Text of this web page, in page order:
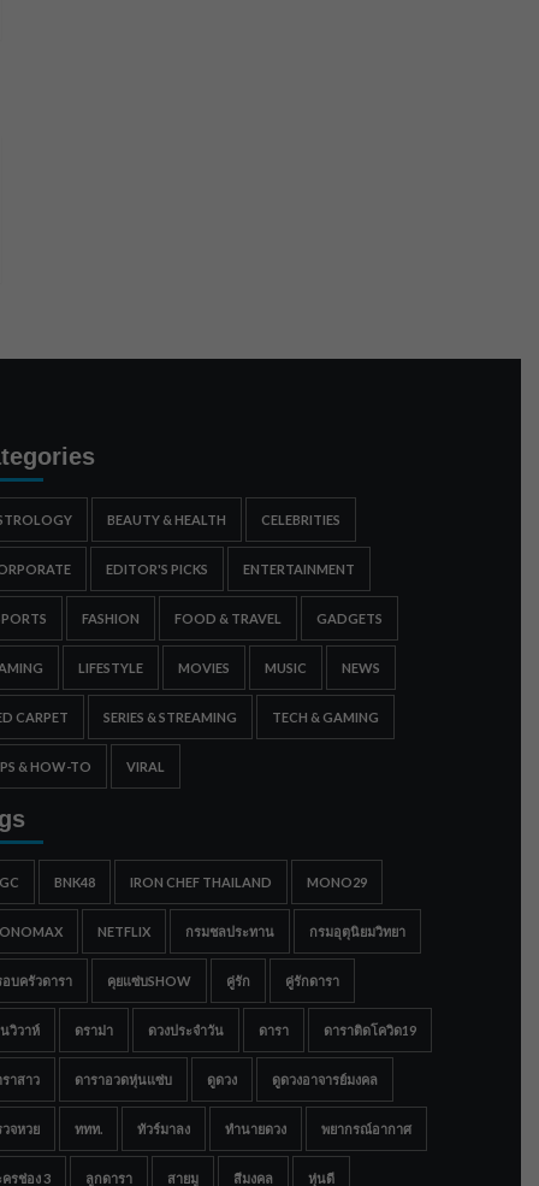
BEAUTY & HEALTH CELEBRITIES
EDITOR'S PICKS ENTERTAINMENT
FASHION FOOD & TRAVEL GADGETS
LIFESTYLE MOVIES MUSIC NEWS
CARPET SERIES & STREAMING TECH & GAMING
& HOW-TO VIRAL
BNK48 IRON CHEF THAILAND MONO29
NETFLIX กรมชลประทาน กรมอุตุนิยมวิทยา
บครัวดารา คุยแซ่บSHOW คู่รัก คู่รักดารา
วิวาห์ ดราม่า ดวงประจำวัน ดารา ดาราติดโควิด19
าสาว ดาราอวดหุ่นแซ่บ ดูดวง ดูดวงอาจารย์มงคล
จหวย ททท. ทัวร์มาลง ทำนายดวง พยากรณ์อากาศ
รช่อง 3 ลูกดารา สายมู สีมงคล หุ่นดี